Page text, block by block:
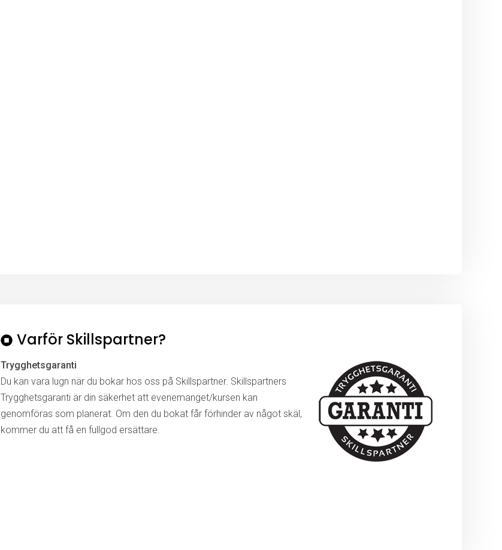
Varför Skillspartner?
Trygghetsgaranti
Du kan vara lugn när du bokar hos oss på Skillspartner. Skillspartners
Trygghetsgaranti är din säkerhet att evenemanget/kursen kan
genomföras som planerat. Om den du bokat får förhinder av något skäl,
kommer du att få en fullgod ersättare.